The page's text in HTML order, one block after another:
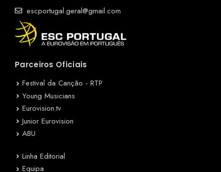
escportugal.geral@gmail.com
Parceiros Oficiais
Festival da Canção - RTP
Young Musicians
Eurovision.tv
Junior Eurovision
ABU
Linha Editorial
Equipa